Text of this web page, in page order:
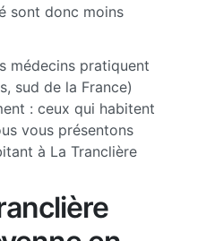
sont donc moins
médecins pratiquent
sud de la France)
: ceux qui habitent
vous présentons
à La Tranclière